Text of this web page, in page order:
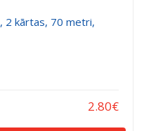
2 kārtas, 70 metri,
2.80€